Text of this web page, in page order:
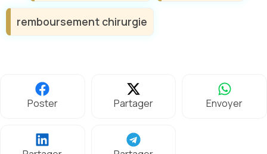
remboursement chirurgie
Poster Partager Envoyer